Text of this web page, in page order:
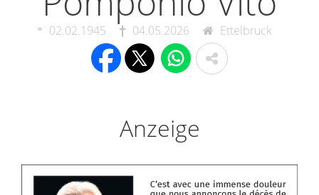
02.02.1945 04.05.2026 Ettelbruck
Anzeige